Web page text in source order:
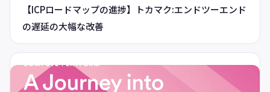
【ICPロードマップの進捗】トカマク:エンドツーエンド
の遅延の大幅な改善